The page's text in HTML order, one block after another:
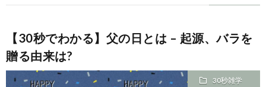
【30秒でわかる】父の日とは – 起源、バラを
贈る由来は?
30秒雑学